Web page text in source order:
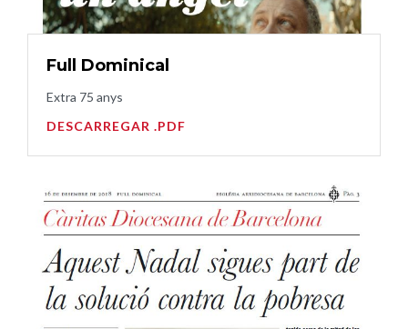
Full Dominical
Extra 75 anys
DESCARREGAR .PDF